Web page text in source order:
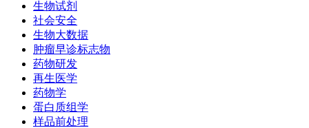
生物试剂
社会安全
生物大数据
肿瘤早诊标志物
药物研发
再生医学
药物学
蛋白质组学
样品前处理